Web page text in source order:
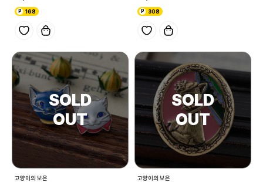
168 308
고양이의 보은 고양이의 보은